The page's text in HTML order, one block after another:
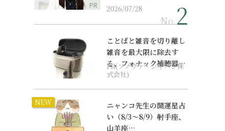
PR 2026/07/28
No.
ことばと雑音を切り離し
雑音を最大限に除去す
る、フォナック補聴器の
最上位モデル
PR(ソノヴァ・ジャパン株
式会社)
NEW
ニャンコ先生の開運星占
い（8/3～8/9）射手座、
山羊座…